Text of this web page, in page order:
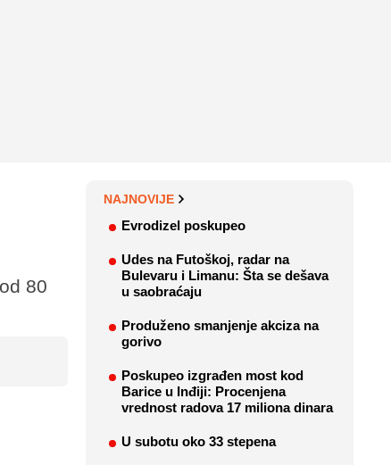
80
NAJNOVIJE
Evrodizel poskupeo
Udes na Futoškoj, radar na
Bulevaru i Limanu: Šta se dešava
u saobraćaju
Produženo smanjenje akciza na
gorivo
Poskupeo izgrađen most kod
Barice u Inđiji: Procenjena
vrednost radova 17 miliona dinara
U subotu oko 33 stepena